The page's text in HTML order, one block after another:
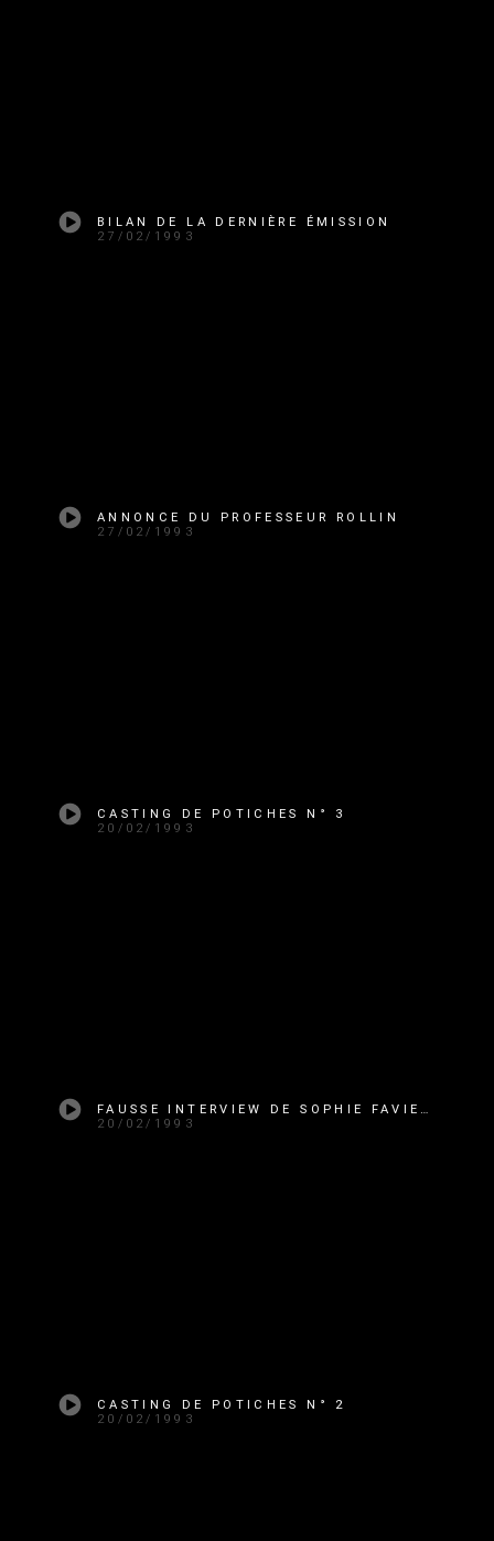
BILAN DE LA DERNIÈRE ÉMISSION
27/02/1993
ANNONCE DU PROFESSEUR ROLLIN
27/02/1993
CASTING DE POTICHES N° 3
20/02/1993
FAUSSE INTERVIEW DE SOPHIE FAVIER
20/02/1993
CASTING DE POTICHES N° 2
20/02/1993